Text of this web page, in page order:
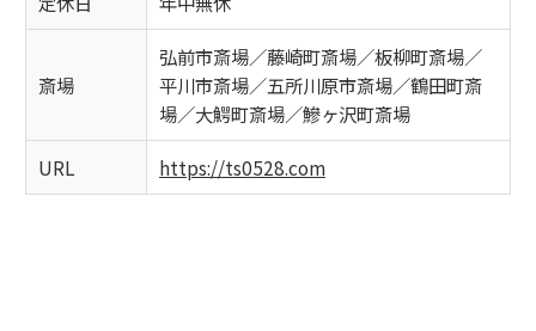
斎場
弘前市斎場／藤崎町斎場／板柳町斎場／
平川市斎場／五所川原市斎場／鶴田町斎
場／大鰐町斎場／鰺ヶ沢町斎場
URL https://ts0528.com